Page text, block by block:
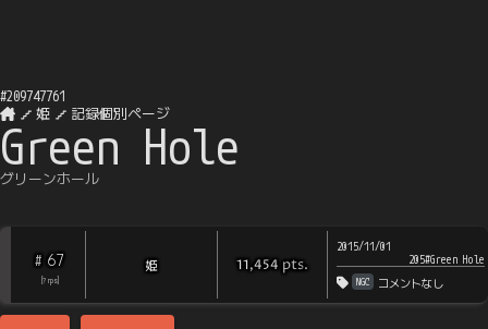
#209747761
姫
記録個別ページ
Green Hole
グリーンホール
# 67
? rps]
姫 11,454 pts.
2015/11/01
205#Green Hole
NGC コメントなし